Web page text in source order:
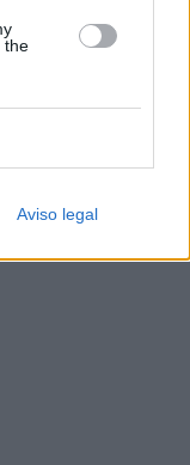
the
Aviso legal